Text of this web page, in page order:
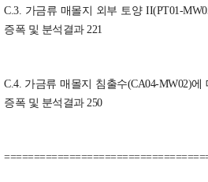
C.3. 가금류 매몰지 외부 토양 II(PT01-
증폭 및 분석결과 221
C.4. 가금류 매몰지 침출수(CA04-MW02)
증폭 및 분석결과 250